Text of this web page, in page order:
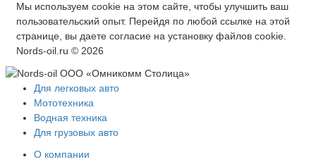
Мы используем cookie на этом сайте, чтобы улучшить ваш
пользовательский опыт. Перейдя по любой ссылке на этой
странице, вы даете согласие на установку файлов cookie.
Nords-oil.ru © 2026
Для легковых авто
Мототехника
Водная техника
Для грузовых авто
О компании